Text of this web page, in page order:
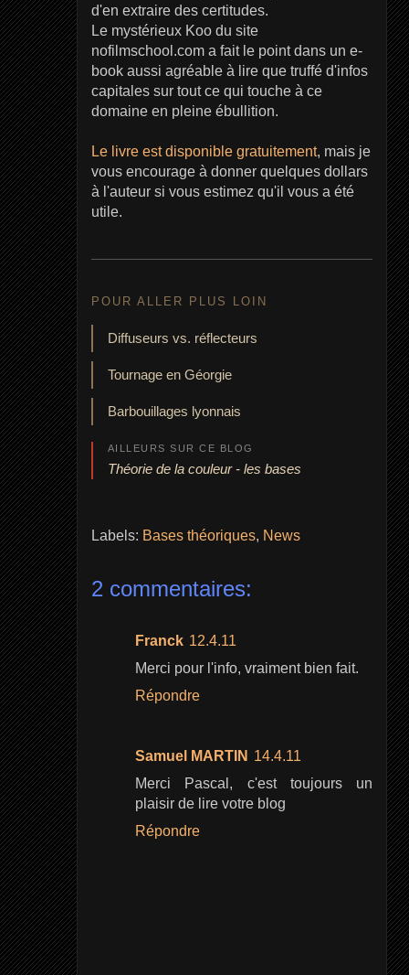
d'en extraire des certitudes.
Le mystérieux Koo du site
nofilmschool.com a fait le point dans un e-
book aussi agréable à lire que truffé d'infos
capitales sur tout ce qui touche à ce
domaine en pleine ébullition.
Le livre est disponible gratuitement, mais je
vous encourage à donner quelques dollars
à l'auteur si vous estimez qu'il vous a été
utile.
POUR ALLER PLUS LOIN
Diffuseurs vs. réflecteurs
Tournage en Géorgie
Barbouillages lyonnais
AILLEURS SUR CE BLOG
Théorie de la couleur - les bases
Labels: Bases théoriques, News
2 commentaires:
Franck 12.4.11
Merci pour l'info, vraiment bien fait.
Répondre
Samuel MARTIN 14.4.11
Merci Pascal, c'est toujours un
plaisir de lire votre blog
Répondre